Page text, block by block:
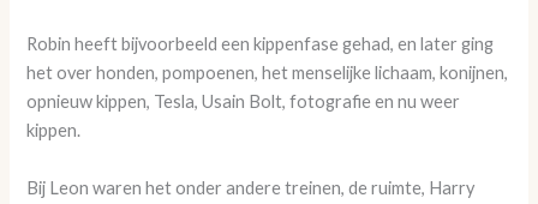
Robin heeft bijvoorbeeld een kippenfase gehad, en later ging
het over honden, pompoenen, het menselijke lichaam, konijnen,
opnieuw kippen, Tesla, Usain Bolt, fotografie en nu weer
kippen.
Bij Leon waren het onder andere treinen, de ruimte, Harry